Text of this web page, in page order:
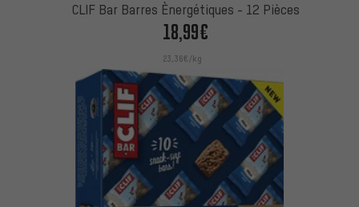
CLIF Bar Barres Ènergétiques - 12 Pièces
18,99€
23,36€/kg